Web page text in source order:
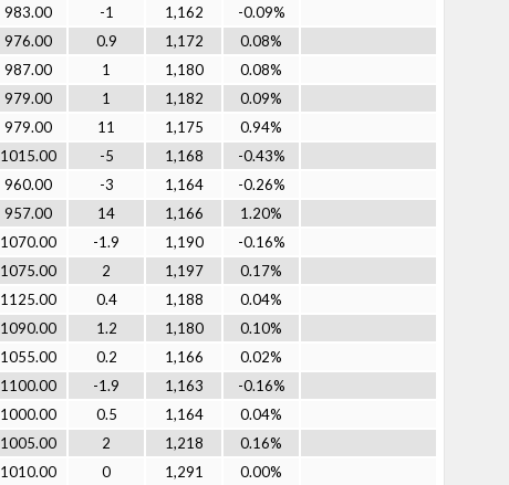
983.00 -1 1,162
-0.09%
976.00 0.9 1,172
0.08%
987.00 1 1,180
0.08%
979.00 1 1,182
0.09%
979.00 11 1,175
0.94%
1015.00 -5 1,168
-0.43%
960.00 -3 1,164
-0.26%
957.00 14 1,166
1.20%
1070.00 -1.9 1,190
-0.16%
1075.00 2 1,197
0.17%
1125.00 0.4 1,188
0.04%
1090.00 1.2 1,180
0.10%
1055.00 0.2 1,166
0.02%
1100.00 -1.9 1,163
-0.16%
1000.00 0.5 1,164
0.04%
1005.00 2 1,218
0.16%
1010.00 0 1,291 0.00%